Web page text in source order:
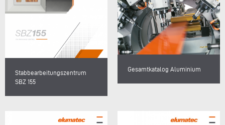
Stabbearbeitungszentrum
SBZ 155
Gesamtkatalog Aluminium